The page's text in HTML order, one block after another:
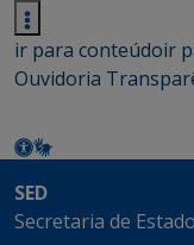
ir para conteúdoir
Ouvidoria
SED
Secretaria de